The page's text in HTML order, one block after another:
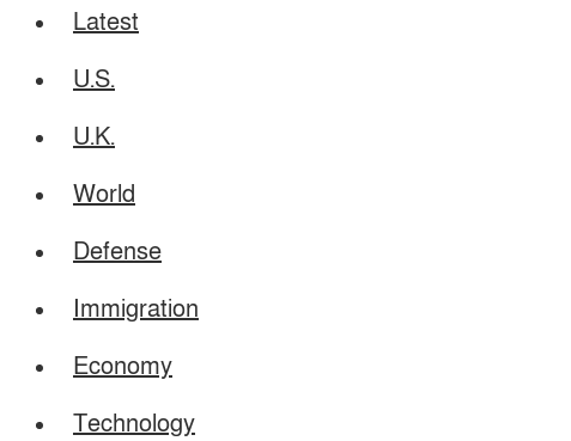
Latest
U.S.
U.K.
World
Defense
Immigration
Economy
Technology